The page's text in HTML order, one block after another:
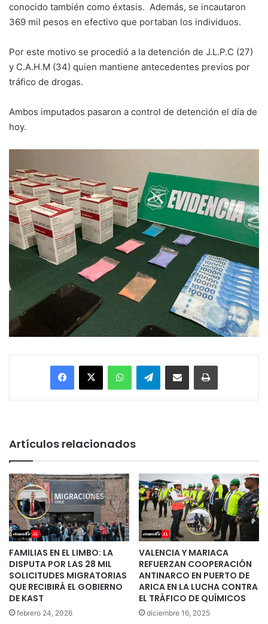
conocido también como éxtasis. Además, se incautaron
369 mil pesos en efectivo que portaban los individuos.
Por este motivo se procedió a la detención de J.L.P.C (27)
y C.A.H.M (34) quien mantiene antecedentes previos por
tráfico de drogas.
Ambos imputados pasaron a control de detención el día de
hoy.
Facebook
X WhatsAppTelegramEnviar vía email Imprimir
Artículos relacionados
FAMILIAS EN EL LIMBO: LA
DISPUTA POR LAS 28 MIL
SOLICITUDES MIGRATORIAS
QUE RECIBIRÁ EL GOBIERNO
DE KAST
febrero 24, 2026
VALENCIA Y MARIACA
REFUERZAN COOPERACIÓN
ANTINARCO EN PUERTO DE
ARICA EN LA LUCHA CONTRA
EL TRÁFICO DE QUÍMICOS
diciembre 16, 2025